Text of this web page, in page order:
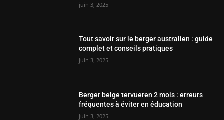
juin 3, 2025
Tout savoir sur le berger australien : guide
complet et conseils pratiques
juin 3, 2025
Berger belge tervueren 2 mois : erreurs
fréquentes à éviter en éducation
juin 3, 2025